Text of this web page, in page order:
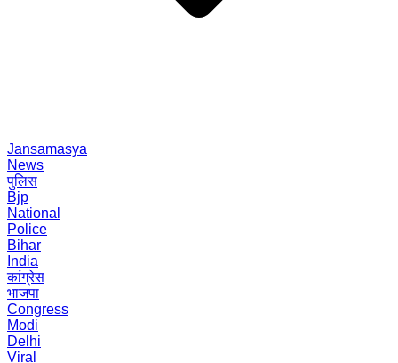
Jansamasya
News
पुलिस
Bjp
National
Police
Bihar
India
कांग्रेस
भाजपा
Congress
Modi
Delhi
Viral